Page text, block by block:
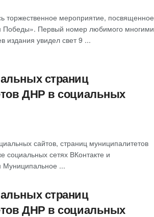
торжественное мероприятие, посвященное
Победы». Первый номер любимого многими
издания увидел свет 9 ...
страниц
ДНР в социальных
сайтов, страниц муниципалитетов
социальных сетях ВКонтакте и
...
страниц
ДНР в социальных